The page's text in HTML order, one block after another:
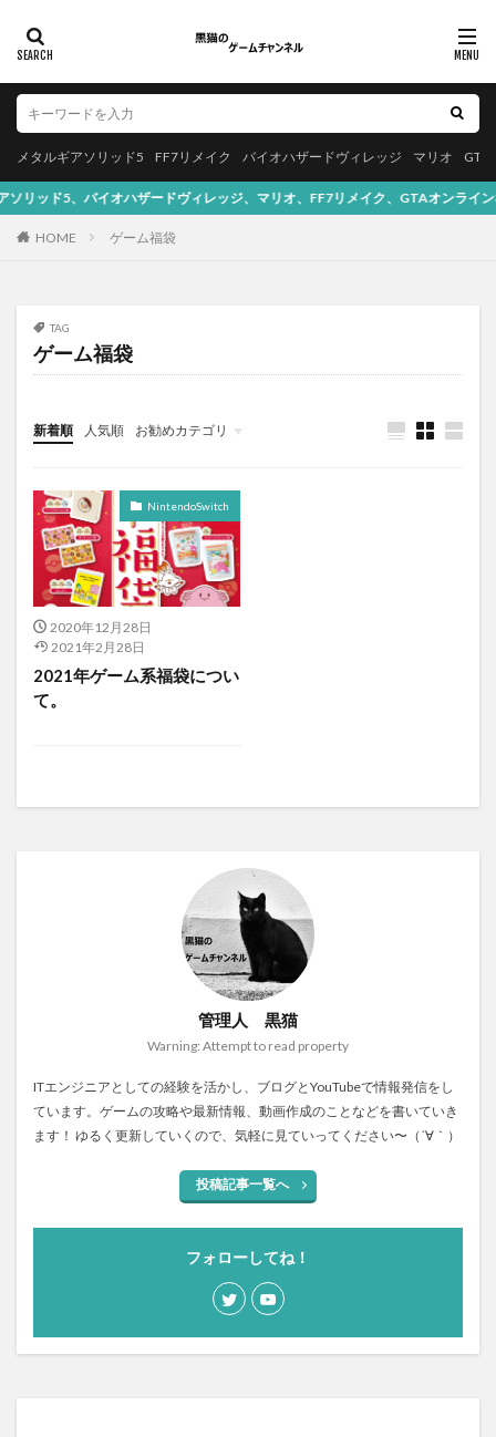
メタルギアソリッド5 FF7リメイク バイオハザードヴィレッジ マリオ GTA
ザードヴィレッジ、マリオ、FF7リメイク、GTAオンラインなどの攻略をして
HOME ゲーム福袋
TAG
ゲーム福袋
新着順 人気順 お勧めカテゴリ
Apple
本・漫画
プログラミング
バイオハザード
スクエニ
アプリゲーム
YouTube
お知らせ
PS5
PS4
NintendoSwitch
音楽
NintendoSwitch
2020年12月28日
2021年2月28日
2021年ゲーム系福袋につい
て。
管理人 黒猫
Warning: Attempt to read property
ITエンジニアとしての経験を活かし、ブログとYouTubeで情報発信をし
ています。ゲームの攻略や最新情報、動画作成のことなどを書いていき
ます！ ゆるく更新していくので、気軽に見ていってください〜（´∀｀）
投稿記事一覧へ
フォローしてね！